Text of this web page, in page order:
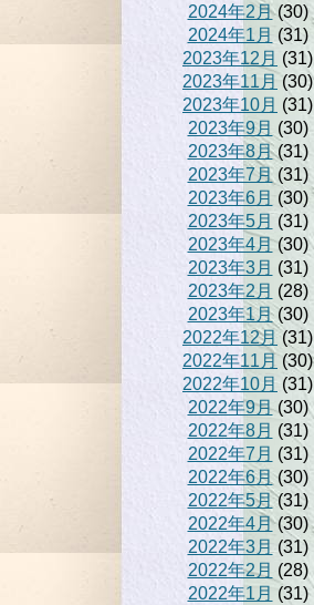
2024年2月(30)
2024年1月 (31)
2023年12月 (31)
2023年11月 (30)
2023年10月 (31)
2023年9月 (30)
2023年8月(31)
2023年7月(31)
2023年6月 (30)
2023年5月 (31)
2023年4月(30)
2023年3月 (31)
2023年2月 (28)
2023年1月(30)
2022年12月(31)
2022年11月 (30)
2022年10月 (31)
2022年9月(30)
2022年8月 (31)
2022年7月 (31)
2022年6月 (30)
2022年5月(31)
2022年4月(30)
2022年3月(31)
2022年2月 (28)
2022年1月 (31)